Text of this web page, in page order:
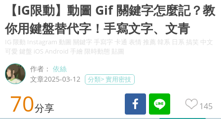
【IG限動】動圖 Gif 關鍵字怎麼記？教
你用鍵盤替代字！手寫文字、文青
IG 限動 Instagram 動圖 關鍵字 手寫字 卡通 表情 推薦 韓系 日系 搞笑 中文
可愛 鍵盤 iOS Android 手繪 限時動態 貼圖
作者：依絲
文章2025-03-12
分類>實用密技
70分享 145